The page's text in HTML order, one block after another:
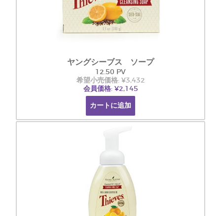
ヤングシーブス ソープ
12.50 PV
希望小売価格: ¥3,432
会員価格: ¥2,145
カートに追加